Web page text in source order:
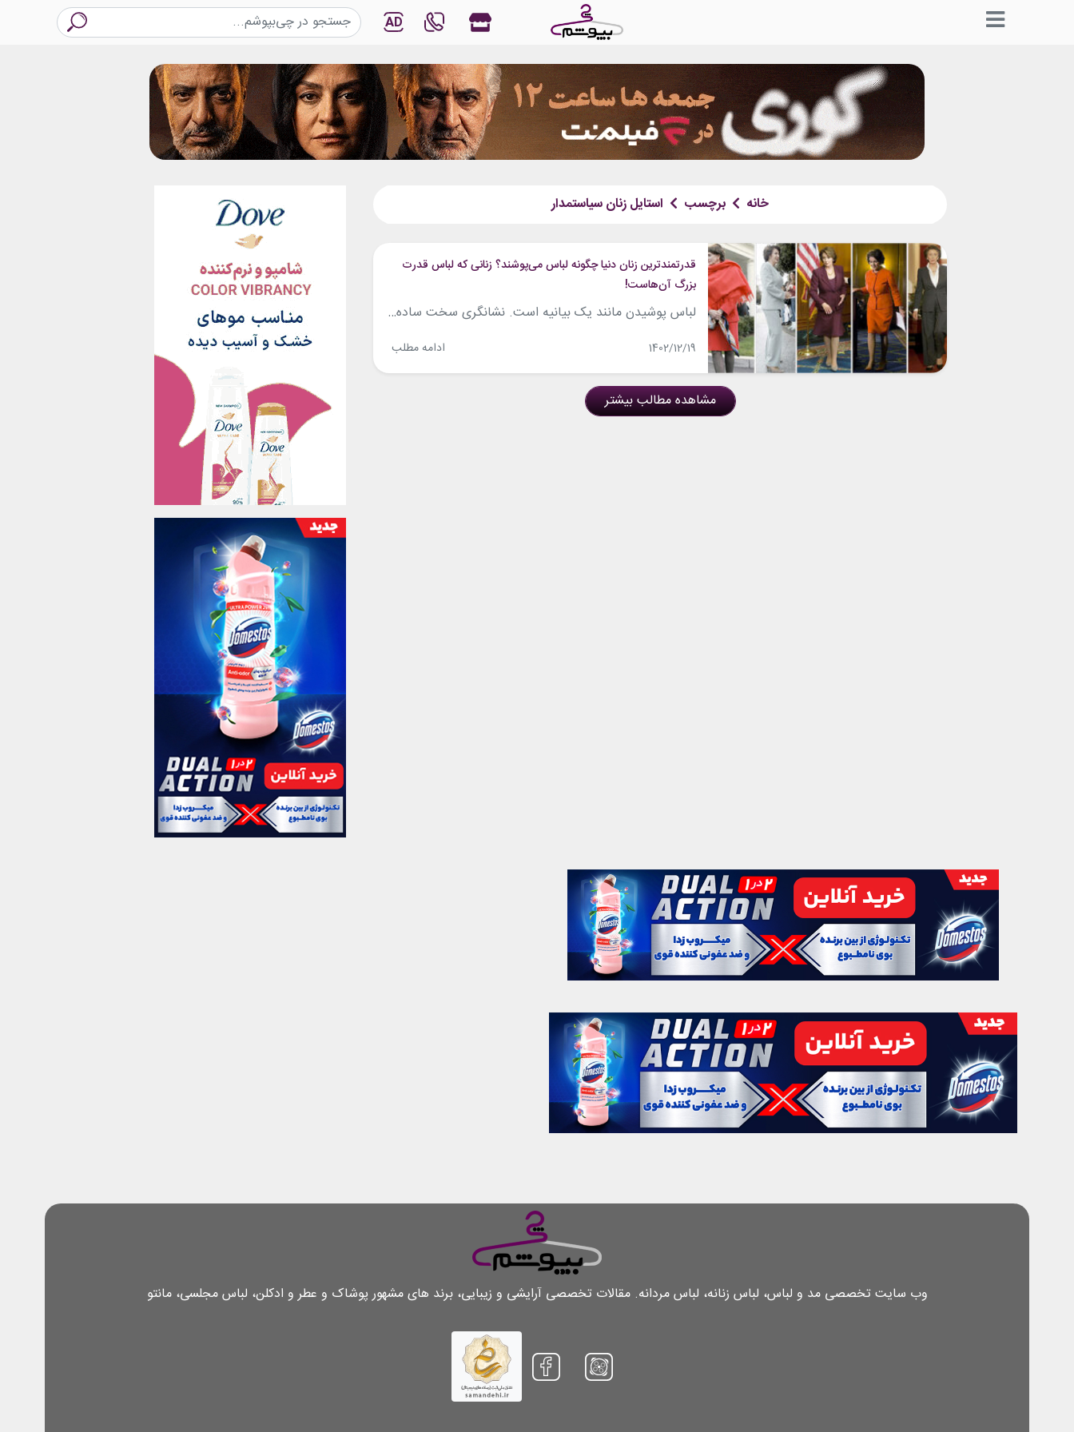
AD
خانه برچسب استایل زنان سیاستمدار
قدرتمندترین زنان دنیا چگونه لباس می‌پوشند؟ زنانی که لباس قدرت
بزرگ آن‌هاست!
لباس پوشیدن مانند یک بیانیه است. نشانگری سخت ساده و سخت پیچیده که به شما اطلاعات زیادی درباره سطح اجتماعی، روحیه و زندگی افراد می‌دهد. لباس برای زنان سیاست مدار البته بسیار فراتر از این موارد و معانی است- زنان سیاست مدار خارجی البته- آن‌ها قدرت خود را هم با لباس‌هایشان به تصویر می‌کشند و...
1402/12/19 ادامه مطلب
مشاهده مطالب بیشتر
وب سایت تخصصی مد و لباس، لباس زنانه، لباس مردانه. مقالات تخصصی آرایشی و زیبایی، برند های مشهور پوشاک و عطر و ادکلن، لباس مجلسی، مانتو